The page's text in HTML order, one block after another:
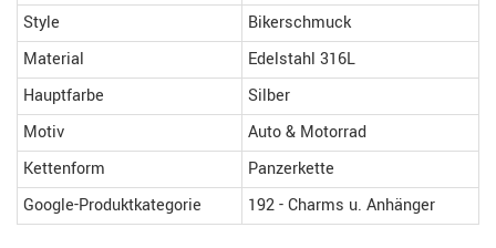
Style
Bikerschmuck
Material
Edelstahl 316L
Hauptfarbe
Silber
Motiv
Auto & Motorrad
Kettenform
Panzerkette
Google-Produktkategorie
192 - Charms u. Anhänger